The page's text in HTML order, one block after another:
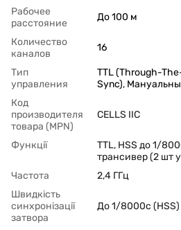
Рабочее
расстояние
До 100 м
Количество
каналов
16
Тип
управления
TTL (Through-
Sync),
Код
производителя
товара (MPN)
CELLS IIC
Функції
TTL, HSS до 1/
трансивер (2 шт
Частота
2,4 ГГц
Швидкість
синхронізації
затвора
До 1/8000с (HSS)